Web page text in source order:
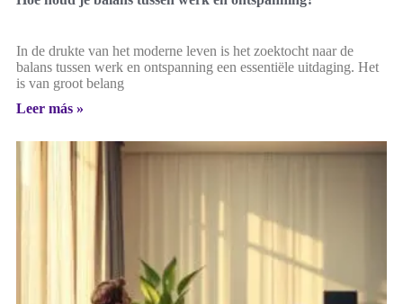
In de drukte van het moderne leven is het zoektocht naar de
balans tussen werk en ontspanning een essentiële uitdaging. Het
is van groot belang
Leer más »